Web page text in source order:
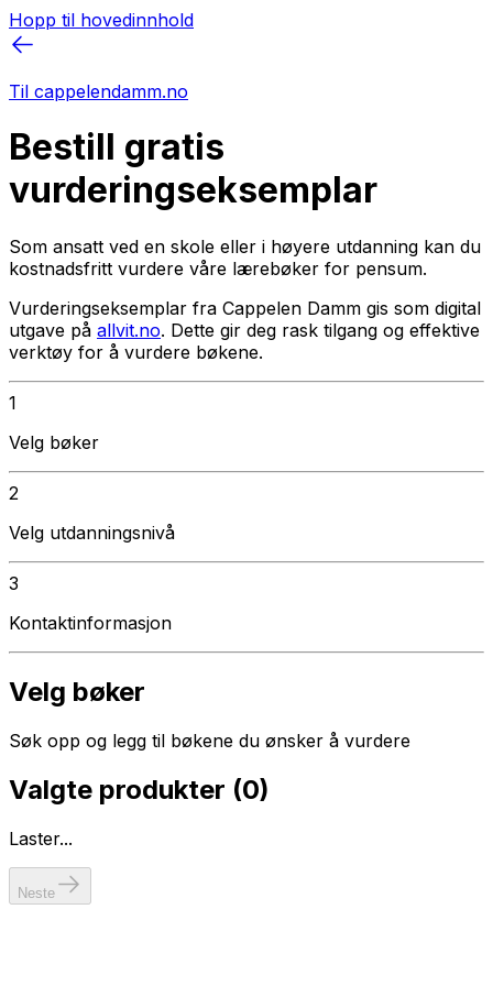
Hopp til hovedinnhold
Til cappelendamm.no
Bestill gratis
vurderingseksemplar
Som ansatt ved en skole eller i høyere utdanning kan du
kostnadsfritt vurdere våre lærebøker for pensum.
Vurderingseksemplar fra Cappelen Damm gis som digital
utgave på allvit.no. Dette gir deg rask tilgang og effektive
verktøy for å vurdere bøkene.
1
Velg bøker
2
Velg utdanningsnivå
3
Kontaktinformasjon
Velg bøker
Søk opp og legg til bøkene du ønsker å vurdere
Valgte produkter (0)
Laster...
Neste